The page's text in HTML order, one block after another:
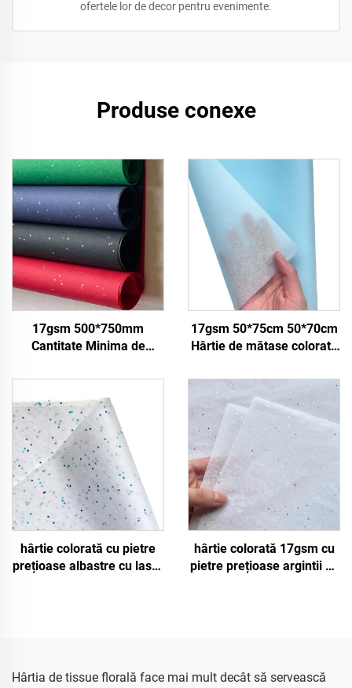
ofertele lor de decor pentru evenimente.
Produse conexe
17gsm 500*750mm
Cantitate Minima de
Fabrica de Hartie de
Ambalaj Colorata pentru
Cadouri Alimentare si
Suveniruri Calitate
Ridicata
17gsm 50*75cm 50*70cm
Hârtie de mătase colorată
în vrac Hârtie pentru
ambalaj Hârtie de mătase
pentru pietre prețioase
hârtie colorată cu pietre
prețioase albastre cu laser
hârtie colorată 17gsm cu
pietre prețioase argintii cu
Hârtia de tissue florală face mai mult decât să servească